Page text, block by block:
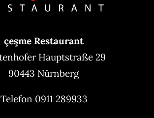
çeşme Restaurant
Hauptstraße 29
90443 Nürnberg
Telefon 0911 289933